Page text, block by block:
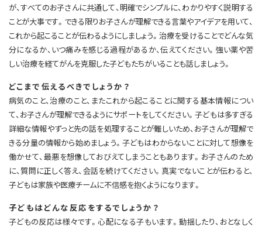
が、すべてのお子さんに共通して、明確でシンプルに、わかりやすく説明する
ことが大事です。できる限りお子さんが理解できる言葉やアイデアを用いて、
これから起こることが伝わるようにしましょう。治療を受けることでどんな気
分になるか、いつ痛みを感じる過程があるか、伝えてください。強い薬や苦
しい治療を経てがんを克服した子どもたちがいることも話しましょう。
どこまで伝えるべきでしょうか？
病気のこと、治療のこと、またこれから起こることに関する基本情報につい
て、お子さんが理解できるようにサポートをしてください。子どもは多すぎる
詳細な情報やずっと先の話を処理することが難しいため、お子さんが理解で
きる分量の情報から始めましょう。子どもはわからないことに対して想像を
働かせて、最悪を想像しておびえてしまうこともあります。お子さんのため
に、質問に正しく答え、会話を続けてください。真実でないことが伝わると、
子どもは家族や医療チームに不信感を抱くようになります。
子どもはどんな反応をするでしょうか？
子どもの反応は様々です。心配になる子もいます。動揺したり、おとなしく